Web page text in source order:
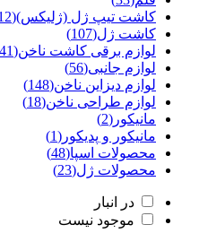
کاشت تیپ‌ ژل (ژلیکس)(12)
کاشت ژل(107)
لوازم برقی کاشت ناخن(41)
لوازم جانبی(56)
لوازم دیزاین ناخن(148)
لوازم طراحی ناخن(18)
مانیکور (2)
مانیکور و پدیکور (1)
محصولات اسپا(48)
محصولات ژل(23)
در انبار
موجود نیست